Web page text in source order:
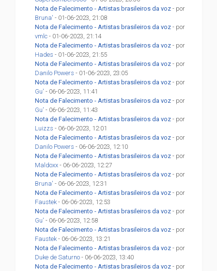
Nota de Falecimento - Artistas brasileiros da voz - por
Bruna' - 01-06-2023, 21:08
Nota de Falecimento - Artistas brasileiros da voz - por
vmlc - 01-06-2023, 21:14
Nota de Falecimento - Artistas brasileiros da voz - por
Hades - 01-06-2023, 21:55
Nota de Falecimento - Artistas brasileiros da voz - por
Danilo Powers - 01-06-2023, 23:05
Nota de Falecimento - Artistas brasileiros da voz - por
Gu' - 06-06-2023, 11:41
Nota de Falecimento - Artistas brasileiros da voz - por
Gu' - 06-06-2023, 11:43
Nota de Falecimento - Artistas brasileiros da voz - por
Luizzs - 06-06-2023, 12:01
Nota de Falecimento - Artistas brasileiros da voz - por
Danilo Powers - 06-06-2023, 12:10
Nota de Falecimento - Artistas brasileiros da voz - por
Maldoxx - 06-06-2023, 12:27
Nota de Falecimento - Artistas brasileiros da voz - por
Bruna' - 06-06-2023, 12:31
Nota de Falecimento - Artistas brasileiros da voz - por
Faustek- 06-06-2023, 12:53
Nota de Falecimento - Artistas brasileiros da voz - por
Gu' - 06-06-2023, 12:58
Nota de Falecimento - Artistas brasileiros da voz - por
Faustek- 06-06-2023, 13:21
Nota de Falecimento - Artistas brasileiros da voz - por
Duke de Saturno - 06-06-2023, 13:40
Nota de Falecimento - Artistas brasileiros da voz - por